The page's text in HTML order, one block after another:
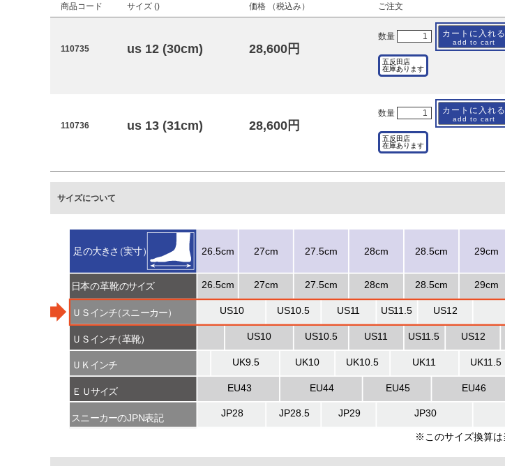
商品コード サイズ () 価格 （税込み） ご注文
110735 us 12 (30cm) 28,600円
数量 カートに入れる
add to cart
五反田店
在庫あります
110736 us 13 (31cm) 28,600円
数量 カートに入れる
add to cart
五反田店
在庫あります
サイズについて